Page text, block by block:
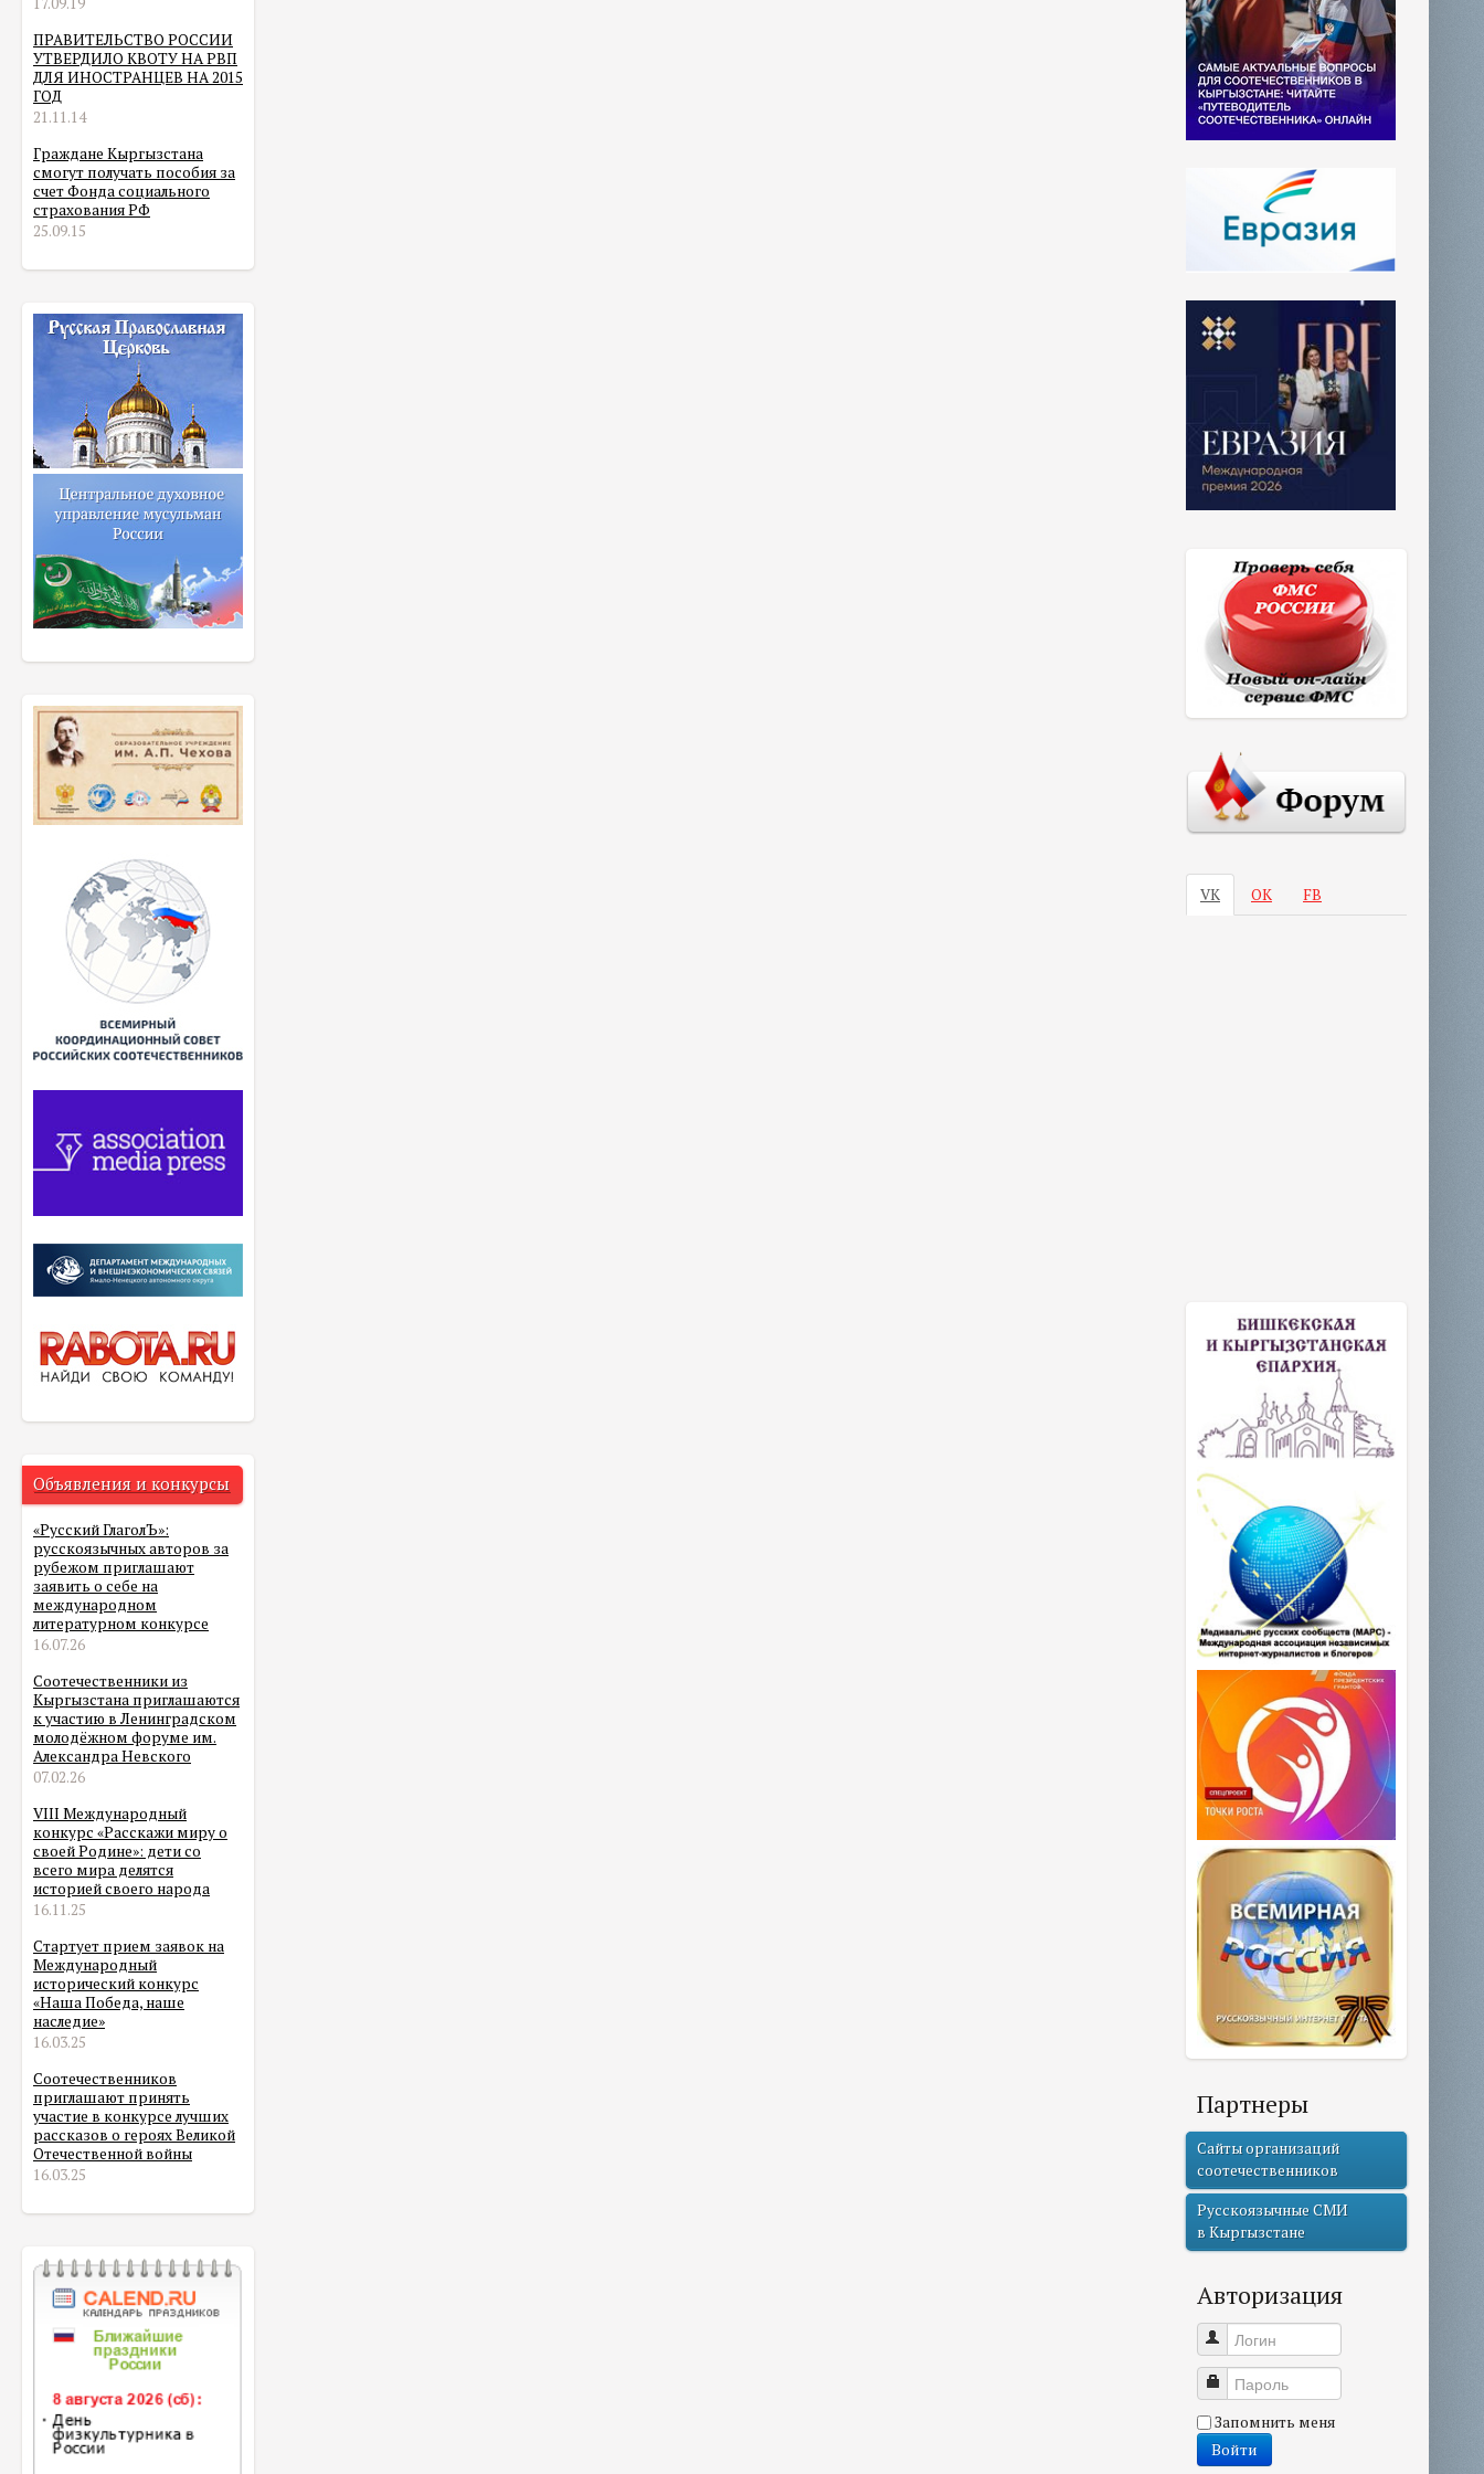
ПРАВИТЕЛЬСТВО РОССИИ
УТВЕРДИЛО КВОТУ НА РВП
ДЛЯ ИНОСТРАНЦЕВ НА 2015
ГОД
21.11.14
Граждане Кыргызстана
смогут получать пособия за
счет Фонда социального
страхования РФ
25.09.15
Объявления и конкурсы
«Русский ГлаголЪ»:
русскоязычных авторов за
рубежом приглашают
заявить о себе на
международном
литературном конкурсе
16.07.26
Соотечественники из
Кыргызстана приглашаются
к участию в Ленинградском
молодёжном форуме им.
Александра Невского
07.02.26
VIII Международный
конкурс «Расскажи миру о
своей Родине»: дети со
всего мира делятся
историей своего народа
16.11.25
Стартует прием заявок на
Международный
исторический конкурс
«Наша Победа, наше
наследие»
16.03.25
Соотечественников
приглашают принять
участие в конкурсе лучших
рассказов о героях Великой
Отечественной войны
16.03.25
VK ОК FB
Партнеры
Сайты организаций
соотечественников
Русскоязычные СМИ
в Кыргызстане
Авторизация
Логин
Пароль
Запомнить меня
Войти